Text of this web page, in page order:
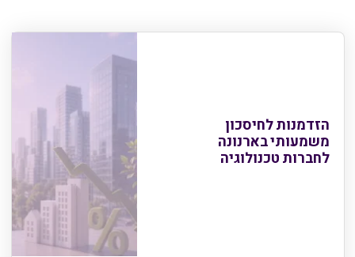
הזדמנות לחיסכון
משמעותי בארנונה
לחברות טכנולוגיה